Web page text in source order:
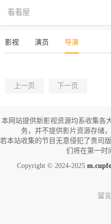
看看屋
影视 演员 导演
上一页 下一页
本网站提供新影视资源均系收集各
务，并不提供影片资源存储
若本站收集的节目无意侵犯了贵司
们将在第一时
Copyright © 2024-2025
留